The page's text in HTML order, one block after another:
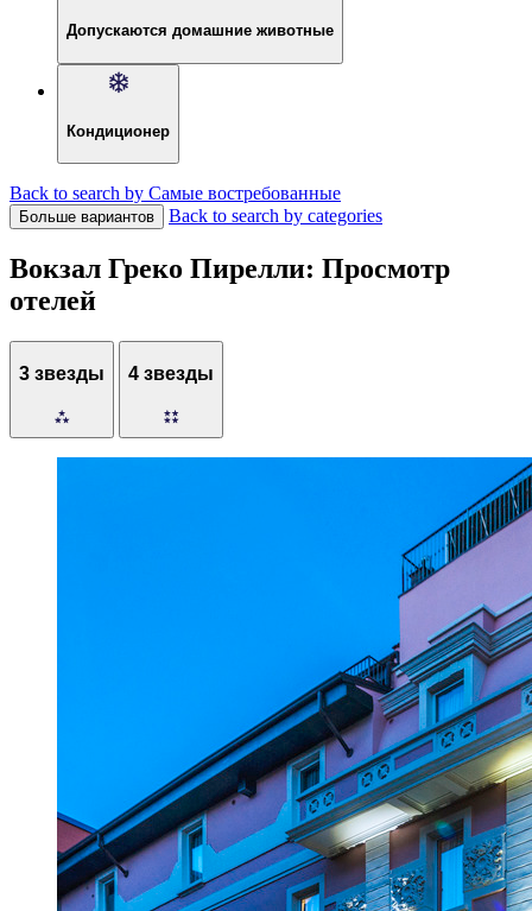
Допускаются домашние животные
Кондиционер
Back to search by Самые востребованные
Больше вариантов Back to search by categories
Вокзал Греко Пирелли: Просмотр
отелей
3 звезды 4 звезды